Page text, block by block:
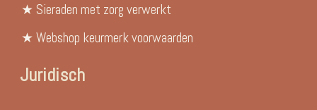
★ Sieraden met zorg verwerkt
★ Webshop keurmerk voorwaarden
Juridisch